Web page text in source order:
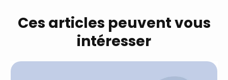
Ces articles peuvent vous
intéresser